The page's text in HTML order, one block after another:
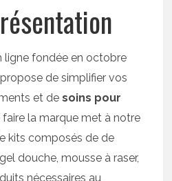
ligne fondée en octobre
de simplifier vos
et desoins pour
faire la marque met à notre
kits composés de de
douche, mousse à raser,
nécessaires au